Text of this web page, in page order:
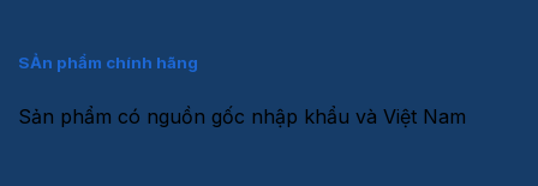
SẢn phẩm chính hãng
Sản phẩm có nguồn gốc nhập khẩu và Việt Nam